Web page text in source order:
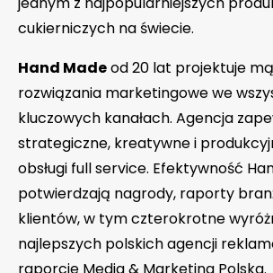
cukierniczych na świecie.
Hand Madeod 20 lat projektuje
rozwiązania marketingowe we
kluczowych kanałach. Agencja
strategiczne, kreatywne i
obsługi full service. Efektywność
potwierdzają nagrody, raporty
klientów, w tym czterokrotne
najlepszych polskich agencji